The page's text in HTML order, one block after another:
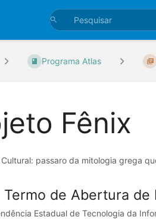
Programa Atlas
Fênix
passaro da mitologia grega
Termo de Abertura de
Estadual de Tecnologia da